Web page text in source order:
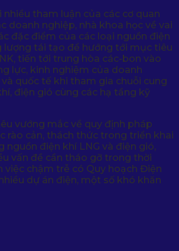
nhiều tham luận của các cơ quan
doanh nghiệp, nhà khoa học về vai
đặc điểm của các loại nguồn điện
lượng tái tạo để hướng tới mục tiêu
tiến tới trung hòa các-bon vào
lực, kinh nghiệm của doanh
quốc tế khi tham gia chuỗi cung
điện gió cùng các hạ tầng kỹ
vướng mắc về quy định pháp
rào cản, thách thức trong triển khai
nguồn điện khí LNG và điện gió,
vấn đề cần tháo gỡ trong thời
việc chậm trễ có Quy hoạch Điện
dự án điện, một số khó khăn